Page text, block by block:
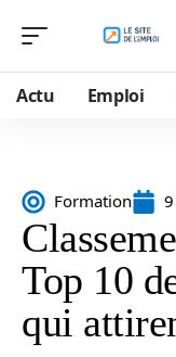
Actu Emploi
Formation
Top 10
qui